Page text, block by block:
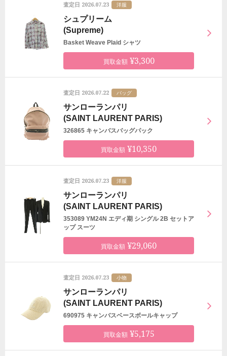
査定日 2026.07.23 洋服
シュプリーム
(Supreme)
Basket Weave Plaid シャツ
買取金額¥3,300
査定日 2026.07.22 バッグ
サンローランパリ
(SAINT LAURENT PARIS)
326865 キャンバスバッグパック
買取金額 ¥10,350
査定日 2026.07.23 洋服
サンローランパリ
(SAINT LAURENT PARIS)
353089 YM24N エディ期 シングル 2B セットア
ップ スーツ
買取金額 ¥29,060
査定日 2026.07.23 小物
サンローランパリ
(SAINT LAURENT PARIS)
690975 キャンバスベースボールキャップ
買取金額¥5,175